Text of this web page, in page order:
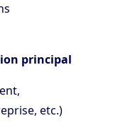
principal
etc.)